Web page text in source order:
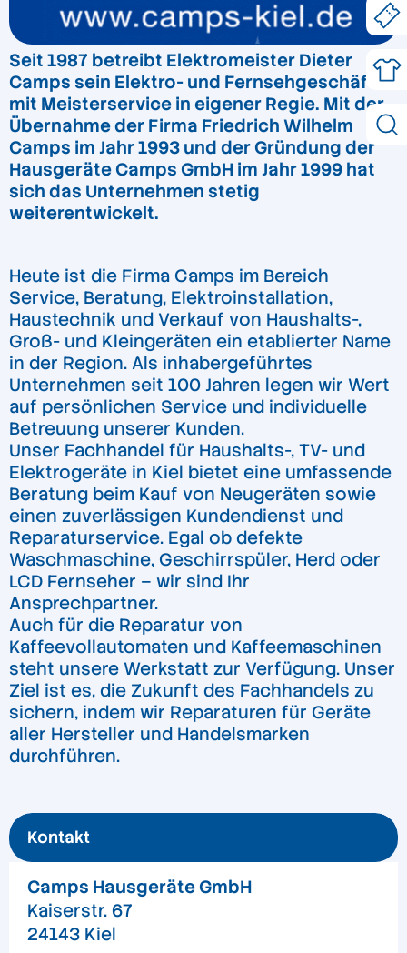
Seit 1987 betreibt Elektromeister Dieter
Camps sein Elektro- und Fernsehgeschäft
mit Meisterservice in eigener Regie. Mit der
Übernahme der Firma Friedrich Wilhelm
Camps im Jahr 1993 und der Gründung der
Hausgeräte Camps GmbH im Jahr 1999 hat
sich das Unternehmen stetig
weiterentwickelt.
Heute ist die Firma Camps im Bereich
Service, Beratung, Elektroinstallation,
Haustechnik und Verkauf von Haushalts-,
Groß- und Kleingeräten ein etablierter Name
in der Region. Als inhabergeführtes
Unternehmen seit 100 Jahren legen wir Wert
auf persönlichen Service und individuelle
Betreuung unserer Kunden.
Unser Fachhandel für Haushalts-, TV- und
Elektrogeräte in Kiel bietet eine umfassende
Beratung beim Kauf von Neugeräten sowie
einen zuverlässigen Kundendienst und
Reparaturservice. Egal ob defekte
Waschmaschine, Geschirrspüler, Herd oder
LCD Fernseher – wir sind Ihr
Ansprechpartner.
Auch für die Reparatur von
Kaffeevollautomaten und Kaffeemaschinen
steht unsere Werkstatt zur Verfügung. Unser
Ziel ist es, die Zukunft des Fachhandels zu
sichern, indem wir Reparaturen für Geräte
aller Hersteller und Handelsmarken
durchführen.
Kontakt
Camps Hausgeräte GmbH
Kaiserstr. 67
24143 Kiel